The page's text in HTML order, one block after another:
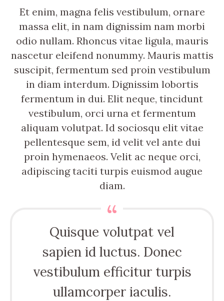
Et enim, magna felis vestibulum, ornare
massa elit, in nam dignissim nam morbi
odio nullam. Rhoncus vitae ligula, mauris
nascetur eleifend nonummy. Mauris mattis
suscipit, fermentum sed proin vestibulum
in diam interdum. Dignissim lobortis
fermentum in dui. Elit neque, tincidunt
vestibulum, orci urna et fermentum
aliquam volutpat. Id sociosqu elit vitae
pellentesque sem, id velit vel ante dui
proin hymenaeos. Velit ac neque orci,
adipiscing taciti turpis euismod augue
diam.
Quisque volutpat vel
sapien id luctus. Donec
vestibulum efficitur turpis
ullamcorper iaculis.